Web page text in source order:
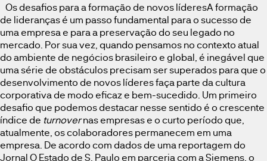
Os desafios para a formação de novos líderesA formação
de lideranças é um passo fundamental para o sucesso de
uma empresa e para a preservação do seu legado no
mercado. Por sua vez, quando pensamos no contexto atual
do ambiente de negócios brasileiro e global, é inegável que
uma série de obstáculos precisam ser superados para que o
desenvolvimento de novos líderes faça parte da cultura
corporativa de modo eficaz e bem-sucedido. Um primeiro
desafio que podemos destacar nesse sentido é o crescente
índice de turnovernas empresas e o curto período que,
atualmente, os colaboradores permanecem em uma
empresa. De acordo com dados de uma reportagem do
Jornal O Estado de S. Paulo em parceria com a Siemens, o